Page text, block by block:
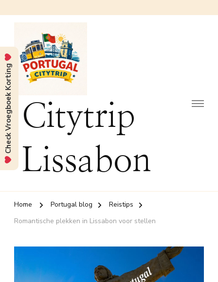
Citytrip
Lissabon
Home Portugal blog
Reistips
Romantische plekken in Lissabon voor stellen
Check Vroegboek Korting